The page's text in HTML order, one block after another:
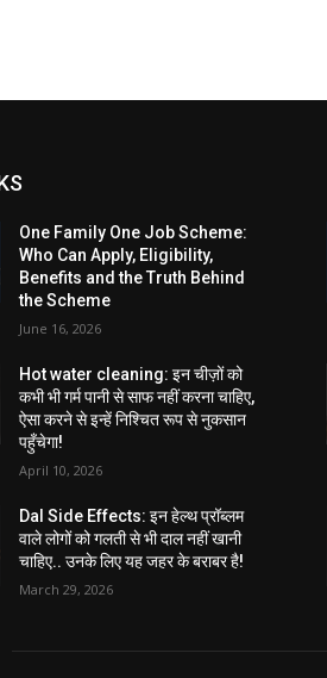
One Family One Job Scheme:
Who Can Apply, Eligibility,
Benefits and the Truth Behind
the Scheme
June 16, 2026
Hot water cleaning: इन चीज़ों को
कभी भी गर्म पानी से साफ नहीं करना चाहिए,
ऐसा करने से इन्हें निश्चित रूप से नुकसान
पहुँचेगा!
April 10, 2026
Dal Side Effects: इन हेल्थ प्रॉब्लम
वाले लोगों को गलती से भी दाल नहीं खानी
चाहिए.. उनके लिए यह जहर के बराबर है!
March 29, 2026